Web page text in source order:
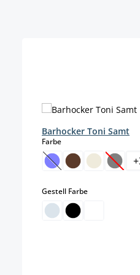
Barhocker Toni Samt
Farbeauswählen
(Diese Option ist +
Gestell Farbeauswählen